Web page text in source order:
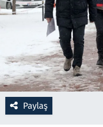
Paylaş
Resmi İlanlar
Rüya Tabirleri
Sağlık
Savunma Sanayi